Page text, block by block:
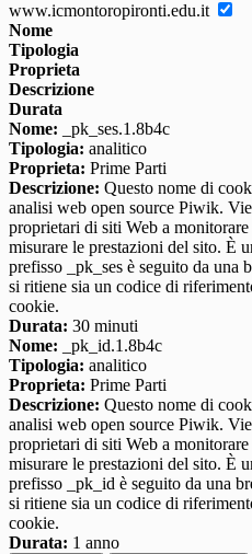
www.icmontoropironti.edu.it
Nome
Tipologia
Proprieta
Descrizione
Durata
Nome: _pk_ses.1.8b4c
Tipologia: analitico
Proprieta: Prime Parti
Descrizione: Questo nome di
analisi web open source Piwik.
proprietari di siti Web a
misurare le prestazioni del sito. È
prefisso _pk_ses è seguito da una
si ritiene sia un codice di
cookie.
Durata: 30 minuti
Nome: _pk_id.1.8b4c
Tipologia: analitico
Proprieta: Prime Parti
Descrizione: Questo nome di
analisi web open source Piwik.
proprietari di siti Web a
misurare le prestazioni del sito. È
prefisso _pk_id è seguito da una
si ritiene sia un codice di
cookie.
Durata: 1 anno